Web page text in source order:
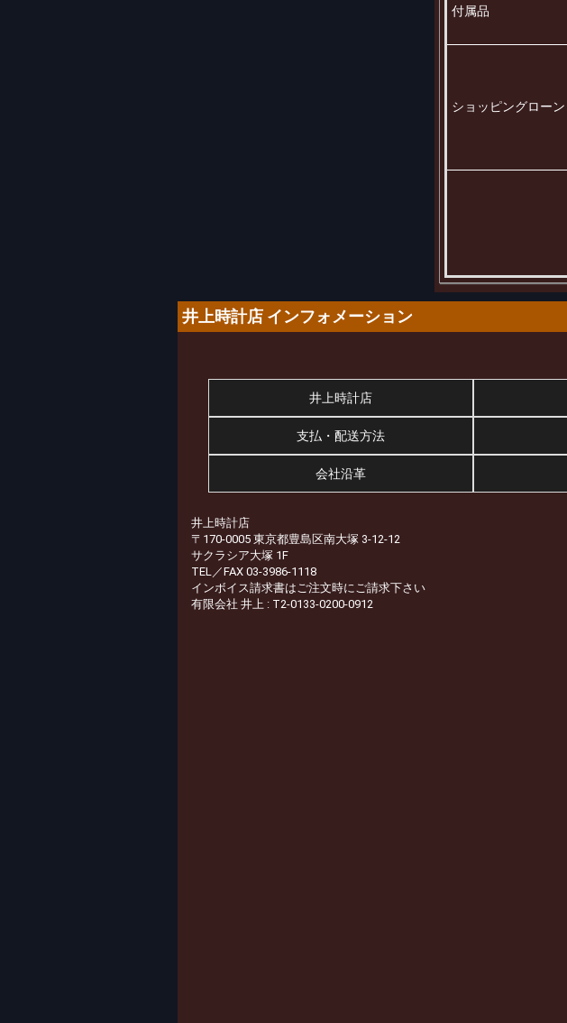
付属品
ショッピングローン
井上時計店 インフォメーション
井上時計店
支払・配送方法
会社沿革
井上時計店
〒170-0005 東京都豊島区南大塚 3-12-12
サクラシア大塚 1F
TEL／FAX 03-3986-1118
インボイス請求書はご注文時にご請求下さい
有限会社 井上 : T2-0133-0200-0912